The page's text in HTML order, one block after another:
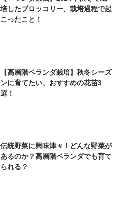
培したブロッコリー、栽培過程で起
こったこと！
【高層階ベランダ栽培】秋冬シーズ
ンに育てたい、おすすめの花苗3
選！
伝統野菜に興味津々！どんな野菜が
あるのか？高層階ベランダでも育て
られる？